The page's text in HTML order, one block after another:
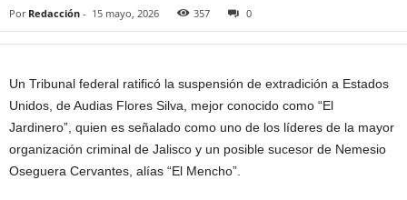
Por Redacción - 15 mayo, 2026 357 0
Un Tribunal federal ratificó la suspensión de extradición a Estados
Unidos, de Audias Flores Silva, mejor conocido como “El
Jardinero”, quien es señalado como uno de los líderes de la mayor
organización criminal de Jalisco y un posible sucesor de Nemesio
Oseguera Cervantes, alías “El Mencho”.